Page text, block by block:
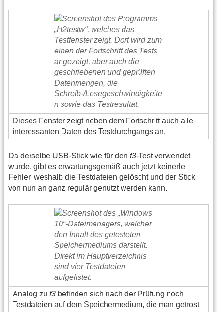
Dieses Fenster zeigt neben dem Fortschritt auch alle
interessanten Daten des Testdurchgangs an.
Da derselbe USB-Stick wie für den f3-Test verwendet
wurde, gibt es erwartungsgemäß auch jetzt keinerlei
Fehler, weshalb die Testdateien gelöscht und der Stick
von nun an ganz regulär genutzt werden kann.
Analog zu f3 befinden sich nach der Prüfung noch
Testdateien auf dem Speichermedium, die man getrost